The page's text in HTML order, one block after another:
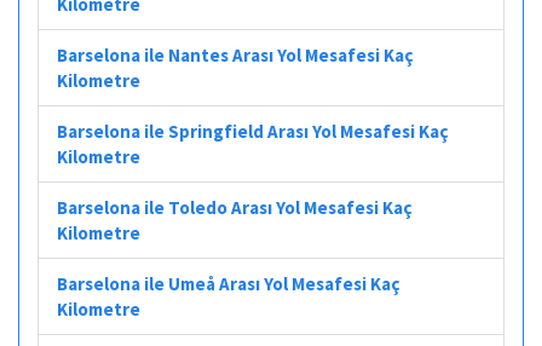
Barselona ile Nantes Arası Yol Mesafesi Kaç
Kilometre
Barselona ile Springfield Arası Yol Mesafesi Kaç
Kilometre
Barselona ile Toledo Arası Yol Mesafesi Kaç
Kilometre
Barselona ile Umeå Arası Yol Mesafesi Kaç
Kilometre